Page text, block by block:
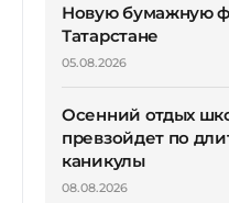
Новую бумажную
Татарстане
05.08.2026
Осенний отдых
превзойдет по
каникулы
08.08.2026